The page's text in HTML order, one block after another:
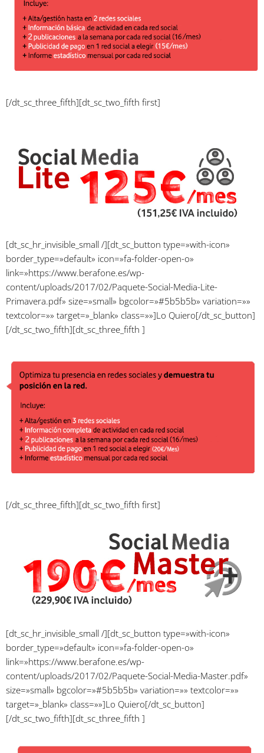
[/dt_sc_three_fifth][dt_sc_two_fifth first]
[dt_sc_hr_invisible_small /][dt_sc_button type=»with-icon»
border_type=»default» icon=»fa-folder-open-o»
link=»https://www.berafone.es/wp-
content/uploads/2017/02/Paquete-Social-Media-Lite-
Primavera.pdf» size=»small» bgcolor=»#5b5b5b» variation=»»
textcolor=»» target=»_blank» class=»»]Lo Quiero[/dt_sc_button]
[/dt_sc_two_fifth][dt_sc_three_fifth ]
[/dt_sc_three_fifth][dt_sc_two_fifth first]
[dt_sc_hr_invisible_small /][dt_sc_button type=»with-icon»
border_type=»default» icon=»fa-folder-open-o»
link=»https://www.berafone.es/wp-
content/uploads/2017/02/Paquete-Social-Media-Master.pdf»
size=»small» bgcolor=»#5b5b5b» variation=»» textcolor=»»
target=»_blank» class=»»]Lo Quiero[/dt_sc_button]
[/dt_sc_two_fifth][dt_sc_three_fifth ]